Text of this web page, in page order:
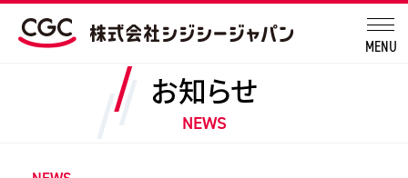
MENU
お知らせ
NEWS